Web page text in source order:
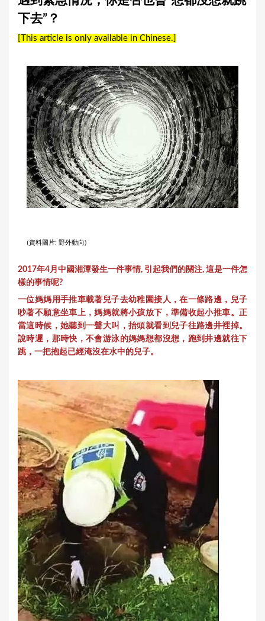
下去”？
[This article is only available in Chinese.]
(資料圖片: 野外動向)
2017年4月中國湘潭發生一件事情, 引起我們的關注, 這是一件怎
樣的事情呢?
一位媽媽用手推車載著兒子去幼稚園接人，在一條路邊，兒子
吵著不願意坐車上，媽媽就將小孩放下，準備收起小推車。正
當這時候，她聽到一聲大叫，抬頭就看到兒子往路邊井裡掉。
說時遲，那時快，不會游泳的媽媽想都沒想，跑到井邊就往下
跳，一把抱起已經淹沒在水中的兒子。